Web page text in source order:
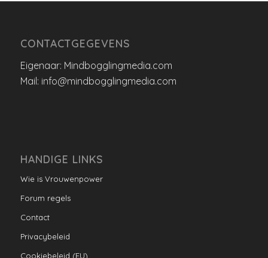
CONTACTGEGEVENS
Eigenaar: Mindbogglingmedia.com
Mail: info@mindbogglingmedia.com
HANDIGE LINKS
Wie is Vrouwenpower
Forum regels
Contact
Privacybeleid
Cookiebeleid (EU)